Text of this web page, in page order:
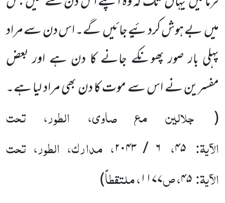
میں بے ہوش کردئیے جائیں گے۔ اس دن سے مراد
پہلی بار صور پھونکے جانے کا دن ہے اور بعض
مفسرین نے اس سے موت کا دن بھی مراد لیا ہے۔
(
جلالین مع صاوی، الطور، تحت
الآیۃ: ۴۵، ۶ /۲۰۴۳، مدارک، الطور، تحت
الآیۃ:۴۵، ص۱۱۷۷، ملتقطاً)